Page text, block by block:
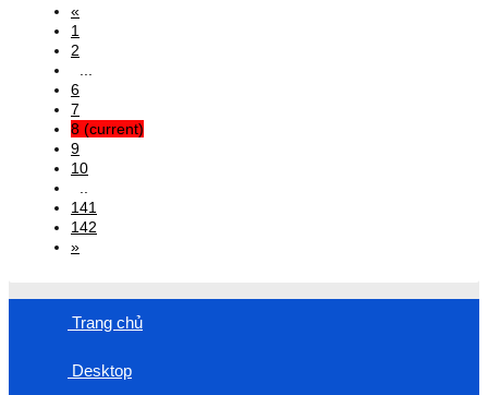
«
1
2
6
7
8 (current)
9
10
141
142
»
Trang chủ
Desktop